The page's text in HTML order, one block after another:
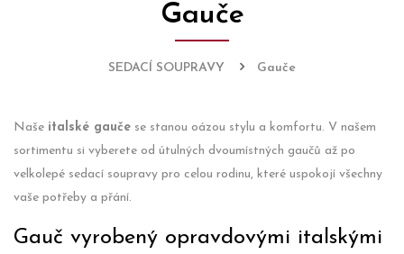
Gauče
SEDACÍ SOUPRAVY Gauče
Naše italské gauče se stanou oázou stylu a komfortu. V našem
sortimentu si vyberete od útulných dvoumístných gaučů až po
velkolepé sedací soupravy pro celou rodinu, které uspokojí všechny
vaše potřeby a přání.
Gauč vyrobený opravdovými italskými